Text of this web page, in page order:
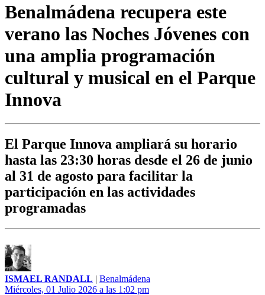
Benalmádena recupera este
verano las Noches Jóvenes con
una amplia programación
cultural y musical en el Parque
Innova
El Parque Innova ampliará su horario
hasta las 23:30 horas desde el 26 de junio
al 31 de agosto para facilitar la
participación en las actividades
programadas
ISMAEL RANDALL | Benalmádena
Miércoles, 01 Julio 2026 a las 1:02 pm